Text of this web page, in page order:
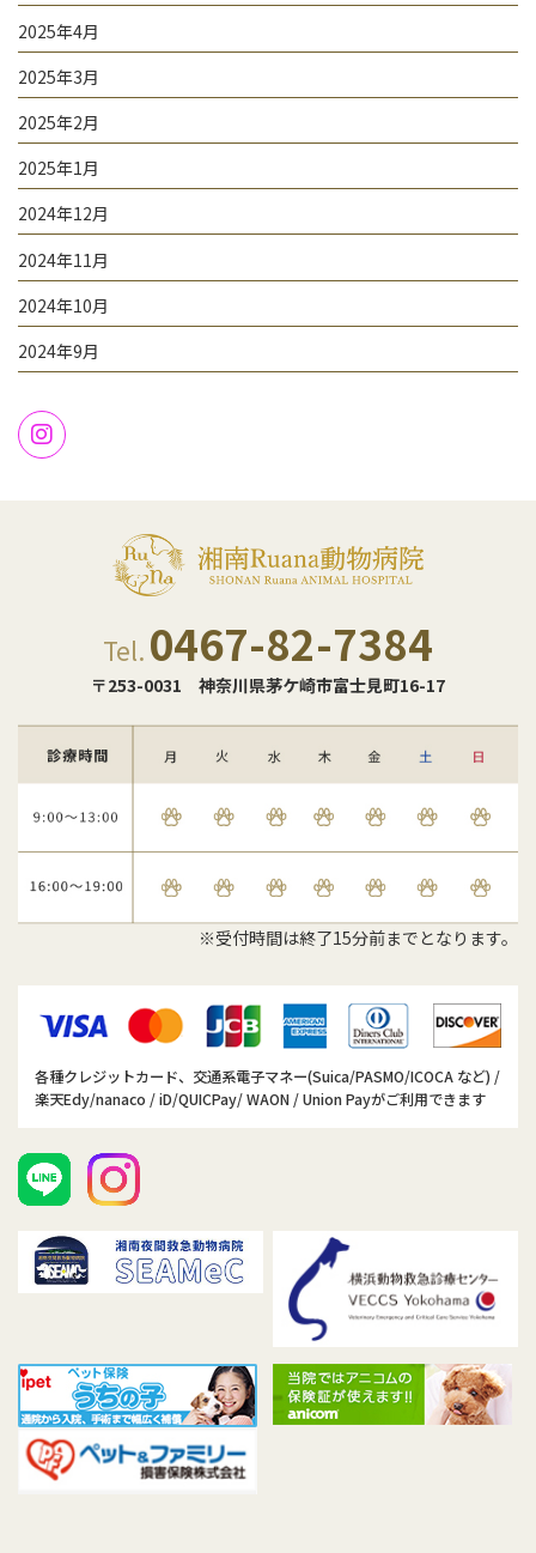
2025年4月
2025年3月
2025年2月
2025年1月
2024年12月
2024年11月
2024年10月
2024年9月
Tel. 0467-82-7384
〒253-0031 神奈川県茅ケ崎市富士見町16-17
※受付時間は終了15分前までとなります。
各種クレジットカード、交通系電子マネー(Suica/PASMO/ICOCA など) /
楽天Edy/nanaco / iD/QUICPay/ WAON / Union Payがご利用できます